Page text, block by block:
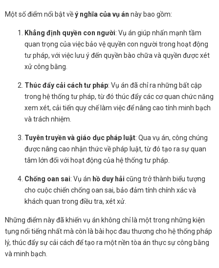
Một số điểm nổi bật vềý nghĩa của vụ án này bao gồm:
Khẳng định quyền con người: Vụ án giúp nhấn mạnh tầm
quan trọng của việc bảo vệ quyền con người trong hoạt động
tư pháp, với việc lưu ý đến quyền bào chữa và quyền được xét
xử công bằng.
Thúc đẩy cải cách tư pháp: Vụ án đã chỉ ra những bất cập
trong hệ thống tư pháp, từ đó thúc đẩy các cơ quan chức năng
xem xét, cải tiến quy chế làm việc để nâng cao tính minh bạch
và trách nhiệm.
Tuyên truyền và giáo dục pháp luật: Qua vụ án, công chúng
được nâng cao nhận thức về pháp luật, từ đó tạo ra sự quan
tâm lớn đối với hoạt động của hệ thống tư pháp.
Chống oan sai: Vụ án hồ duy hải cũng trở thành biểu tượng
cho cuộc chiến chống oan sai, bảo đảm tính chính xác và
khách quan trong điều tra, xét xử.
Những điểm này đã khiến vụ án không chỉ là một trong những kiện
tụng nổi tiếng nhất mà còn là bài học đau thương cho hệ thống pháp
lý, thúc đẩy sự cải cách để tạo ra một nền tòa án thực sự công bằng
và minh bạch.